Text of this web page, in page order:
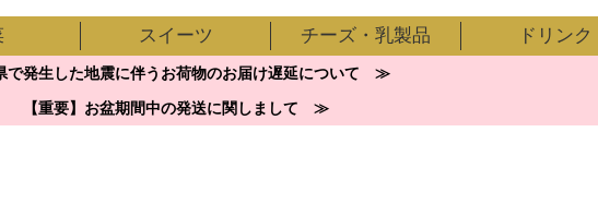
スイーツ チーズ・乳製品 ドリンク
で発生した地震に伴うお荷物のお届け遅延について ≫
【重要】お盆期間中の発送に関しまして ≫